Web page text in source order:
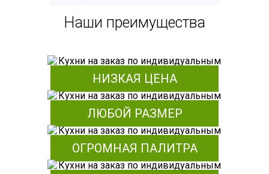
Наши преимущества
НИЗКАЯ ЦЕНА
ЛЮБОЙ РАЗМЕР
ОГРОМНАЯ ПАЛИТРА